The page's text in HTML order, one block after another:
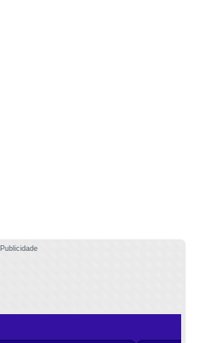
Publicidade